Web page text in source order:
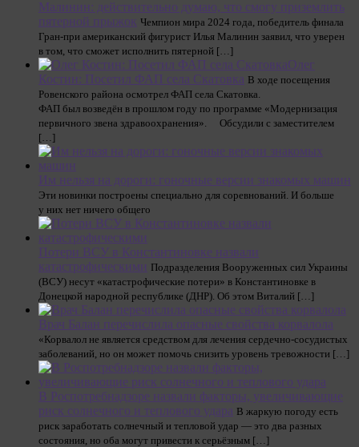
Малинин: действительно думаю, что смогу приземлить
пятерной прыжок Чемпион мира 2024 года, победитель финала
Гран-при американский фигурист Илья Малинин заявил, что уверен
в том, что сможет исполнить пятерной […]
Олег
Костин: Посетил ФАП села Скатовка В ходе посещения
Ровенского района осмотрел ФАП села Скатовка. ⠀
ФАП был возведён в прошлом году по программе «Модернизация
первичного звена здравоохранения». ⠀ Обсудили с заместителем
[…]
Им нельзя на дороги: гоночные версии знакомых машин
Эти новинки построены специально для соревнований. И больше
у них нет ничего общего
Потери ВСУ в Константиновке назвали
катастрофическими Подразделения Вооруженных сил Украины
(ВСУ) несут «катастрофические потери» в Константиновке в
Донецкой народной республике (ДНР). Об этом Виталий […]
Врач Балан перечислила опасные свойства корвалола
«Корвалол не является средством для лечения сердечно-сосудистых
заболеваний, но он может помочь снизить уровень тревожности […]
В Роспотребнадзоре назвали факторы, увеличивающие
риск солнечного и теплового удара В жаркую погоду есть
риск заработать солнечный и тепловой удар — это два разных
состояния, но оба могут привести к серьёзным […]